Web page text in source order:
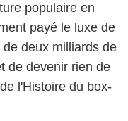
populaire en
payé le luxe de
deux milliards de
de devenir rien de
l'Histoire du box-